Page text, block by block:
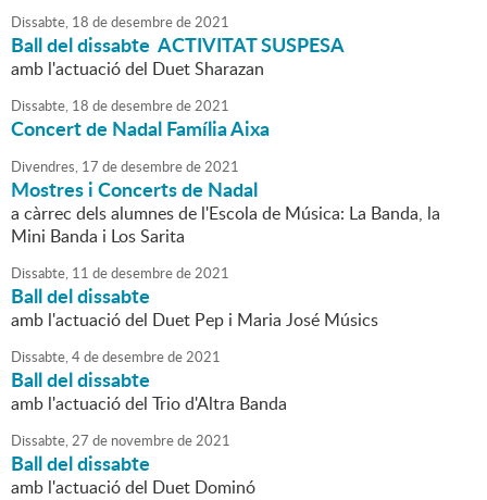
Dissabte, 18 dedesembrede2021
Ball del dissabte ACTIVITAT SUSPESA
amb l'actuació del Duet Sharazan
Dissabte, 18 dedesembrede2021
Concert de Nadal Família Aixa
Divendres, 17 dedesembrede2021
Mostres i Concerts de Nadal
a càrrec dels alumnes de l'Escola de Música: La Banda, la
Mini Banda i Los Sarita
Dissabte, 11 dedesembrede2021
Ball del dissabte
amb l'actuació del Duet Pep i Maria José Músics
Dissabte,4dedesembrede2021
Ball del dissabte
amb l'actuació del Trio d'Altra Banda
Dissabte,27 de novembrede2021
Ball del dissabte
amb l'actuació del Duet Dominó